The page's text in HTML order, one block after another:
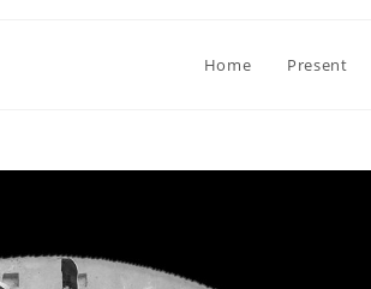
Home Present